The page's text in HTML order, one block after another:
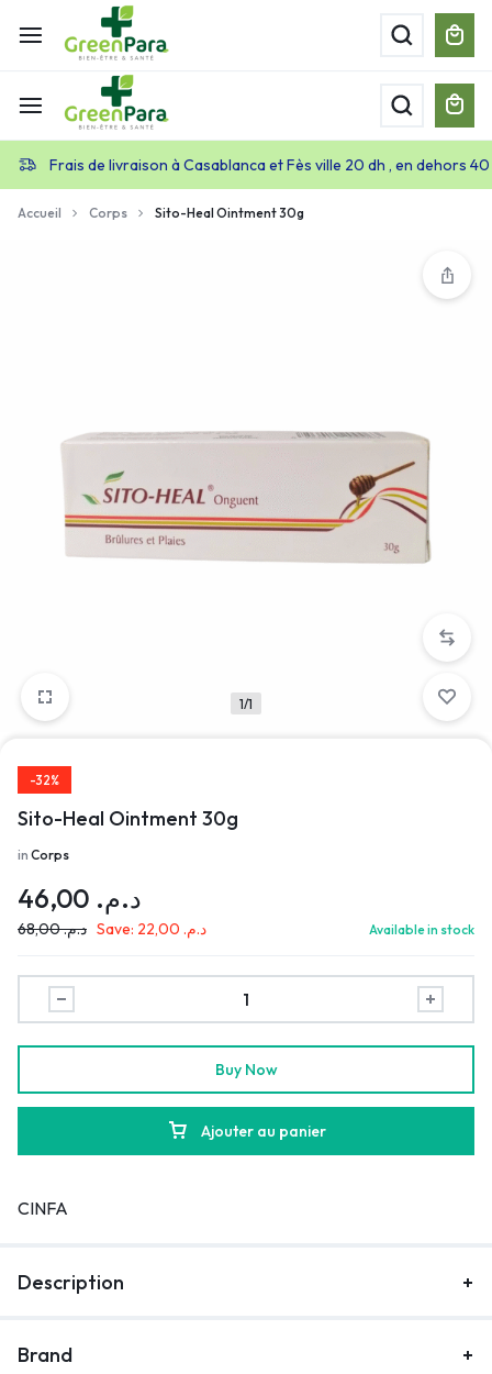
Frais de livraison à Casablanca et Fès ville 20 dh , en dehors
Accueil Corps Sito-Heal Ointment 30g
1/1
-32%
Sito-Heal Ointment 30g
in Corps
د.م.
د.م.68,00 Save: د.م. Available in stock
Ajouter au panier
Buy Now
CINFA
Description
Brand